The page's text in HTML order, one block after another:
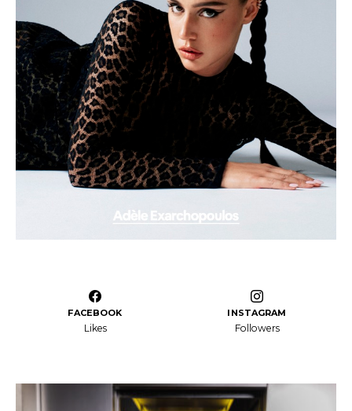
FACEBOOK
Likes
INSTAGRAM
Followers